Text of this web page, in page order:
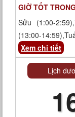
GIỜ TỐT
Sửu (1:00-
(13:00-
Xem chi tiết
Lịch